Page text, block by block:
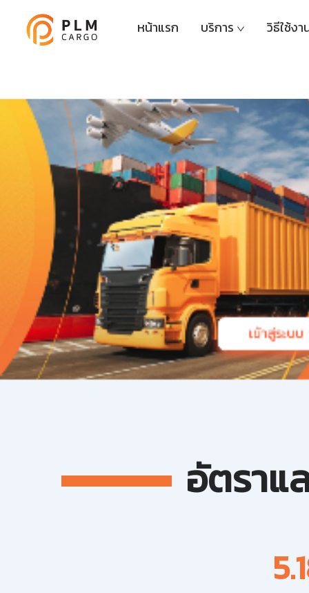
หน้าแรก บริการ วิธีใช้งา
เข้าสู่ระบบ
อัตราแ